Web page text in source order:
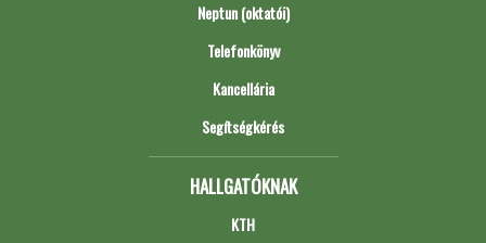
Neptun (oktatói)
Telefonkönyv
Kancellária
Segítségkérés
HALLGATÓKNAK
KTH